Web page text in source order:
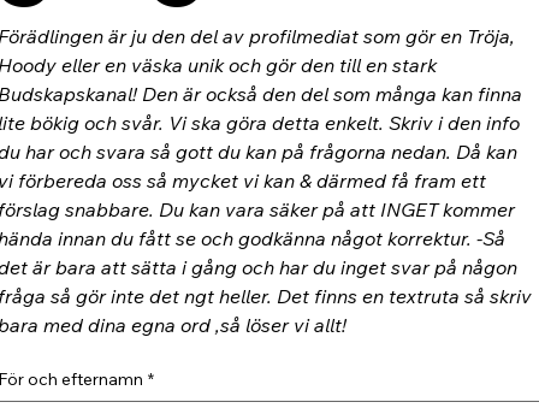
är ju den del av profilmediat som gör en Tröja,
eller en väska unik och gör den till en stark
Den är också den del som många kan finna
bökig och svår. Vi ska göra detta enkelt. Skriv i den info
har och svara så gott du kan på frågorna nedan. Då kan
förbereda oss så mycket vi kan & därmed få fram ett
snabbare. Du kan vara säker på att INGET kommer
innan du fått se och godkänna något korrektur. -Så
är bara att sätta i gång och har du inget svar på någon
så gör inte det ngt heller. Det finns en textruta så skriv
med dina egna ord ,så löser vi allt!
och efternamn *